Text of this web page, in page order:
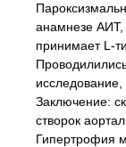
анамнезе
принимает L-
Заключение:
створок
Гипертрофия